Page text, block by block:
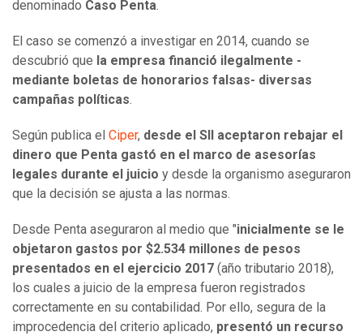
denominado Caso Penta.
El caso se comenzó a investigar en 2014, cuando se
descubrió que la empresa financió ilegalmente -
mediante boletas de honorarios falsas- diversas
campañas políticas.
Según publica el Ciper, desde el SII aceptaron rebajar el
dinero que Penta gastó en el marco de asesorías
legales durante el juicio y desde la organismo aseguraron
que la decisión se ajusta a las normas.
Desde Penta aseguraron al medio que "inicialmente se le
objetaron gastos por $2.534 millones de pesos
presentados en el ejercicio 2017 (año tributario 2018),
los cuales a juicio de la empresa fueron registrados
correctamente en su contabilidad. Por ello, segura de la
improcedencia del criterio aplicado, presentó un recurso